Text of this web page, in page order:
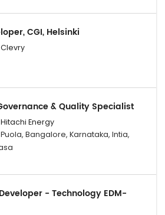
CGI, Helsinki
Clevry
& Quality Specialist
Hitachi Energy
Bangalore, Karnataka, Intia,
- Technology EDM-